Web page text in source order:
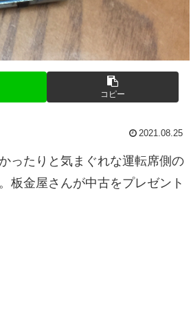
コピー
2021.08.25
ったりと気まぐれな運転席側の
板金屋さんが中古をプレゼント